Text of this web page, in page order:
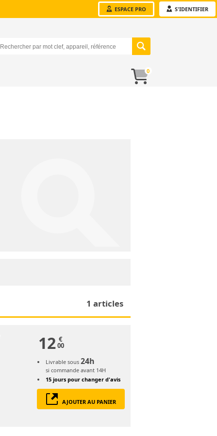
ESPACE PRO S'IDENTIFIER
0
1 articles
12 €
00
Livrable sous 24h
si commande avant 14H
15 jours pour changer d'avis
AJOUTER AU PANIER